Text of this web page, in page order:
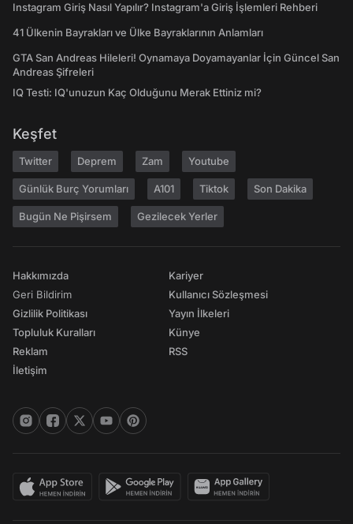
Instagram Giriş Nasıl Yapılır? Instagram'a Giriş İşlemleri Rehberi
41 Ülkenin Bayrakları ve Ülke Bayraklarının Anlamları
GTA San Andreas Hileleri! Oynamaya Doyamayanlar İçin Güncel San
Andreas Şifreleri
IQ Testi: IQ'unuzun Kaç Olduğunu Merak Ettiniz mi?
Keşfet
Twitter Deprem Zam Youtube
Günlük Burç Yorumları A101 Tiktok Son Dakika
Bugün Ne Pişirsem Gezilecek Yerler
Hakkımızda
Geri Bildirim
Gizlilik Politikası
Topluluk Kuralları
Reklam
İletişim
Kariyer
Kullanıcı Sözleşmesi
Yayın İlkeleri
Künye
RSS